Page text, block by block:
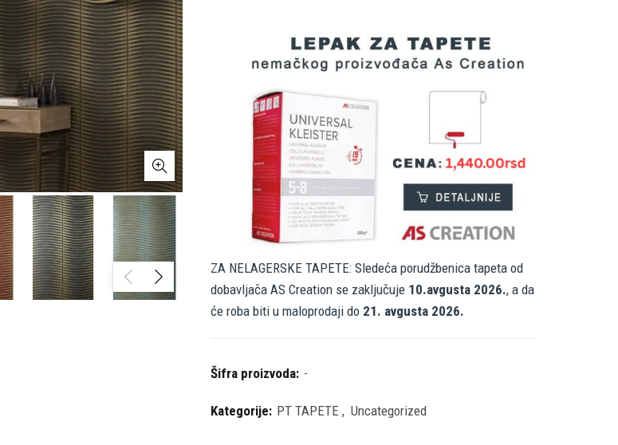
ZA NELAGERSKE TAPETE: Sledeća porudžbenica tapeta od
dobavljača AS Creation se zaključuje 10.avgusta 2026., a da
će roba biti u maloprodaji do 21. avgusta 2026.
Šifra proizvoda: -
Kategorije: PT TAPETE , Uncategorized